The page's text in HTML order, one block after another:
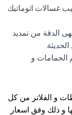
غسالات اتوماتيك
الدقة من تمديد
و
و الفلاتر من كل
و ذلك وفق اسعار